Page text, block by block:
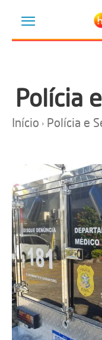
Polícia
Início Polícia e